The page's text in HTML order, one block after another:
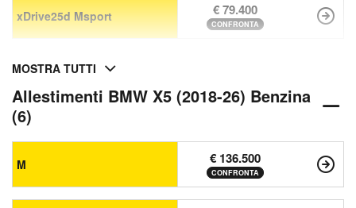
xDrive25d Msport € 79.400
CONFRONTA
MOSTRA TUTTI
Allestimenti BMW X5 (2018-26) Benzina
(6)
M € 136.500
CONFRONTA